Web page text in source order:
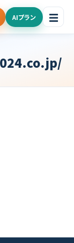
AIプラン ☰